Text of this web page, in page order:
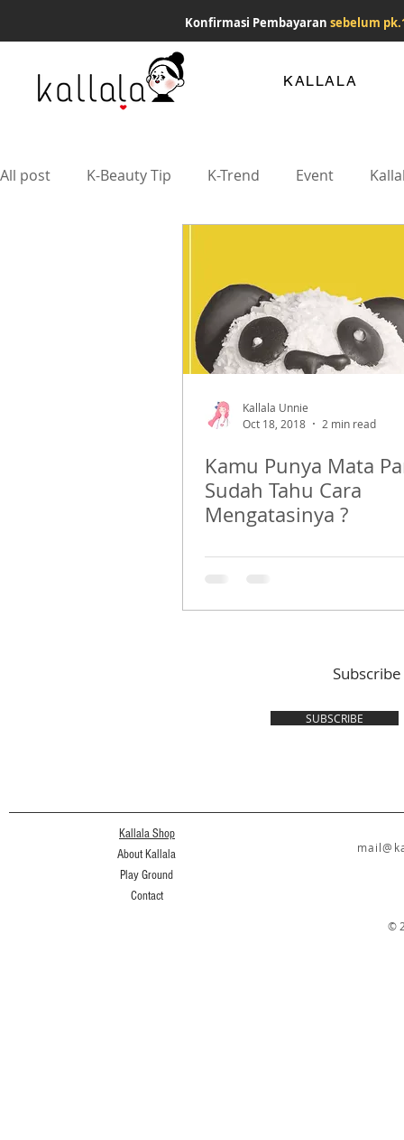
Konfirmasi Pembayaran sebelum
KALLALA
All post K-Beauty Tip K-Trend Event
Kallala Unnie
Oct 18, 2018
2 min read
Kamu Punya Mata
Sudah Tahu Cara
Mengatasinya ?
Subscribe
SUBSCRIBE
Kallala Shop
About Kallala
Play Ground
Contact
©